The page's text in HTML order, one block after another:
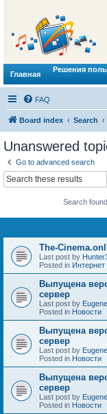
Главная
Решения
FAQ
Board index Search
Unanswered
Go to advanced search
Search
The-
Last post by
Posted in
Выпущена
сервер
Last post by Eugene
Posted in Новости
Выпущена
сервер
Last post by Eugene
Posted in Новости
Выпущена
сервер
Last post by Eugene
Posted in Новости